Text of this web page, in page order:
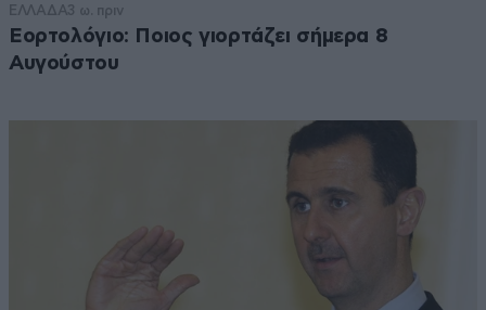
ΕΛΛΑΔΑ3 ω. πριν
Εορτολόγιο: Ποιος γιορτάζει σήμερα 8
Αυγούστου